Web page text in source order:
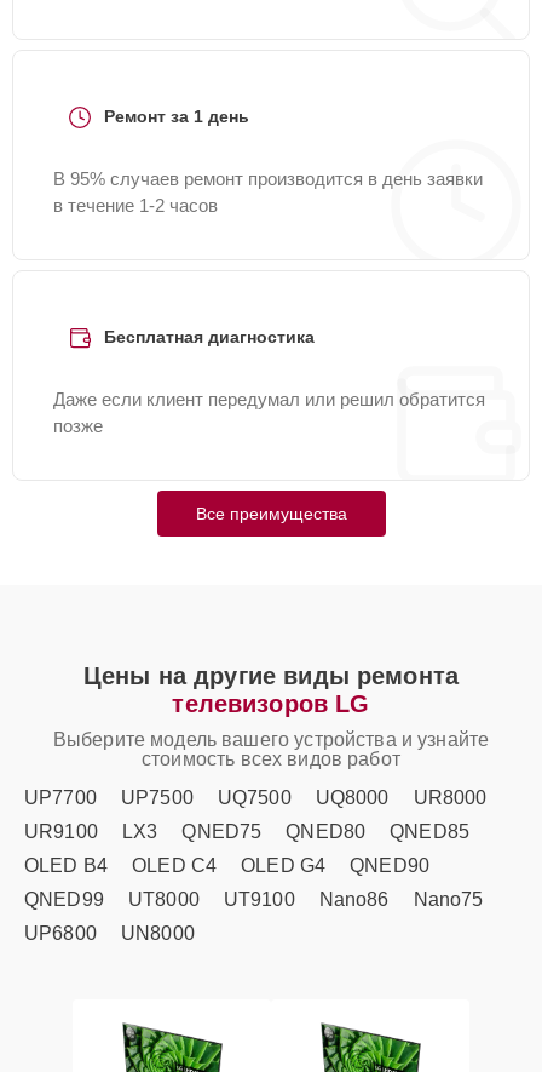
Ремонт за 1 день
В 95% случаев ремонт производится в день заявки
в течение 1-2 часов
Бесплатная диагностика
Даже если клиент передумал или решил обратится
позже
Все преимущества
Цены на другие виды ремонта
телевизоров LG
Выберите модель вашего устройства и узнайте
стоимость всех видов работ
UP7700
UP7500 UQ7500 UQ8000
UR8000
UR9100
LX3 QNED75 QNED80
QNED85
OLED B4
OLED C4 OLED G4
QNED90
QNED99
UT8000 UT9100 Nano86
Nano75
UP6800
UN8000